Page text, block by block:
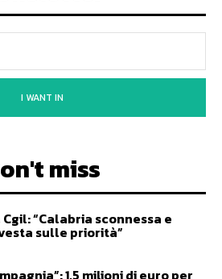
I WANT IN
miss
“Calabria sconnessa e
sulle priorità”
1,5 milioni di euro per